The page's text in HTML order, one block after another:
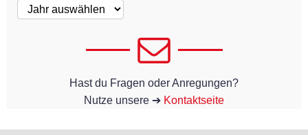
Hast du Fragen oder Anregungen?
Nutze unsere ➔ Kontaktseite